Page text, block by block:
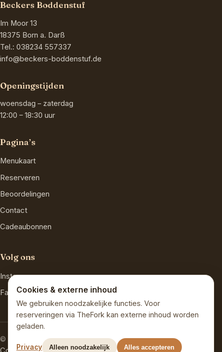
Beckers Boddenstuf
Im Moor 13
18375 Born a. Darß
Tel.: 038234 557337
info@beckers-boddenstuf.de
Openingstijden
woensdag – zaterdag
12:00 – 18:30 uur
Pagina’s
Menukaart
Reserveren
Beoordelingen
Contact
Cadeaubonnen
Volg ons
Instagram
Facebook
© 2026 Beckers Boddenstuf · Inh. Denny Becker
·
Cookies & externe inhoud
We gebruiken noodzakelijke functies. Voor
reserveringen via TheFork kan externe inhoud worden
geladen.
Privacy Alleen noodzakelijk Alles accepteren